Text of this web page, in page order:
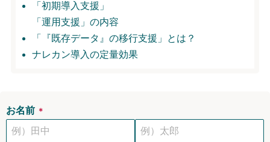
「初期導入支援」
「運用支援」の内容
「『既存データ』の移行支援」とは？
ナレカン導入の定量効果
お名前 ＊